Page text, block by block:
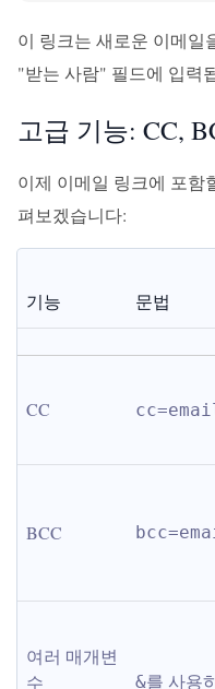
이 링크는 새로운 이메일
"받는 사람" 필드에 입력
고급 기능: CC,
이제 이메일 링크에 포함
펴보겠습니다:
기능 문법
CC
BCC
여러 매개변
수
&를 사용